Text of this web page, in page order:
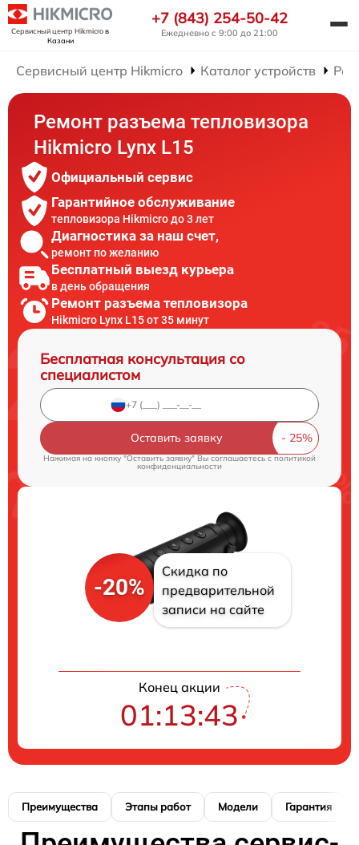
Сервисный центр Hikmicroв
Казани
+7 (843) 254-50-42
Ежедневно с 9:00 до 21:00
Сервисный центр Hikmicro Каталог устройств
Ремонт разъема тепловизора
Hikmicro Lynx L15
Официальный сервис
Гарантийное обслуживание
тепловизора Hikmicro до 3 лет
Диагностика за наш счет,
ремонт по желанию
Бесплатный выезд курьера
в день обращения
Ремонт разъема тепловизора
Hikmicro Lynx L15 от 35 минут
Бесплатная консультация со
специалистом
Оставить заявку
Нажимая на кнопку "Оставить заявку" Вы соглашаетесь cполитикой
конфиденциальности
-20%
Скидка по
предварительной
записи на сайте
Конец акции
01:13:42
Преимущества Этапы работ Модели Гарантия